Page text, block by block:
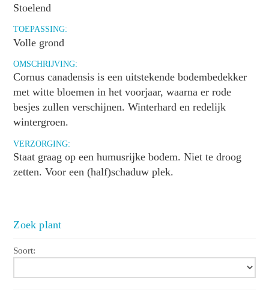
Stoelend
TOEPASSING:
Volle grond
OMSCHRIJVING:
Cornus canadensis is een uitstekende bodembedekker
met witte bloemen in het voorjaar, waarna er rode
besjes zullen verschijnen. Winterhard en redelijk
wintergroen.
VERZORGING:
Staat graag op een humusrijke bodem. Niet te droog
zetten. Voor een (half)schaduw plek.
Zoek plant
Soort: